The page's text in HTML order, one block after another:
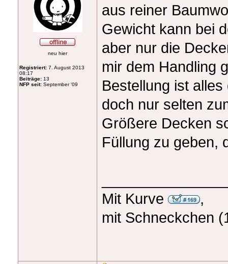
neu hier
Registriert: 7. August 2013
08:17
Beiträge: 13
NFP seit: September '09
aus reiner
Gewicht kann bei
aber nur die
mir dem Handling
Bestellung ist
doch nur selten
Größere Decken
Füllung zu geben,
Mit Kurve
,
mit Schneckchen